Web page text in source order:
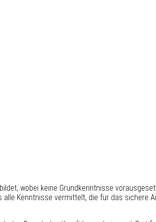
wobei keine Grundkenntnisse
Kenntnisse vermittelt, die für das sichere